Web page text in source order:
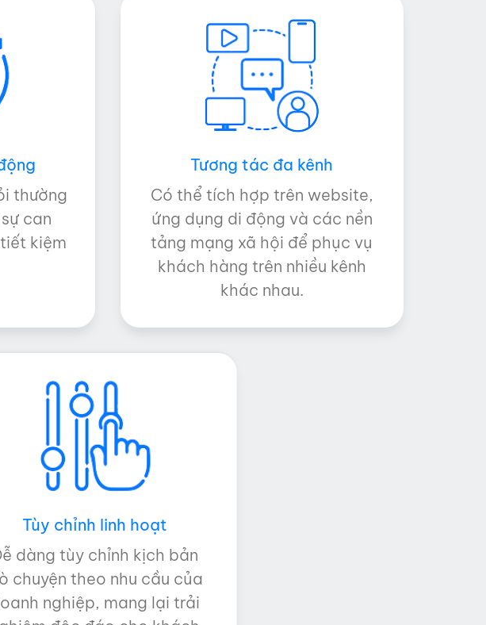
thường
can
kiệm
Tương tác đa kênh
Có thể tích hợp trên website,
ứng dụng di động và các nền
tảng mạng xã hội để phục vụ
khách hàng trên nhiều kênh
khác nhau.
Tùy chỉnh linh hoạt
dàng tùy chỉnh kịch bản
chuyện theo nhu cầu của
nghiệp, mang lại trải